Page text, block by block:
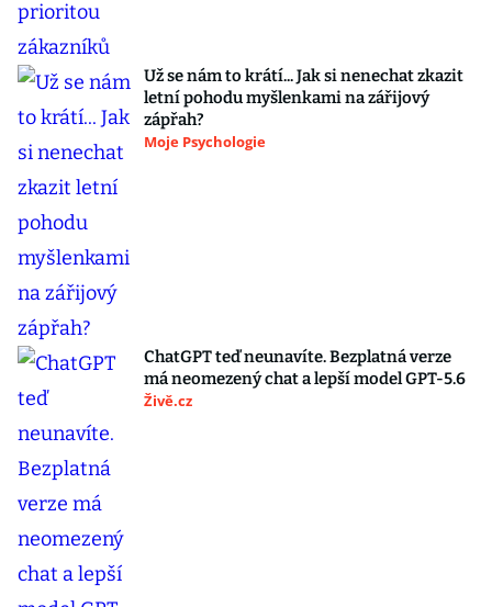
Už se nám to krátí... Jak si nenechat zkazit
letní pohodu myšlenkami na zářijový
zápřah?
Moje Psychologie
ChatGPT teď neunavíte. Bezplatná verze
má neomezený chat a lepší model GPT-5.6
Živě.cz